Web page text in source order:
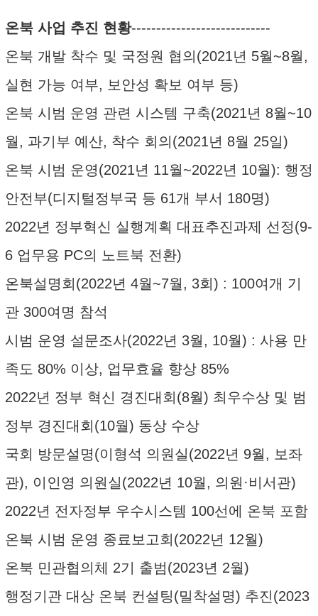
온북 사업 추진 현황----------------------------
온북 개발 착수 및 국정원 협의(2021년 5월~8월,
실현 가능 여부, 보안성 확보 여부 등)
온북 시범 운영 관련 시스템 구축(2021년 8월~10
월, 과기부 예산, 착수 회의(2021년 8월 25일)
온북 시범 운영(2021년 11월~2022년 10월): 행정
안전부(디지털정부국 등 61개 부서 180명)
2022년 정부혁신 실행계획 대표추진과제 선정(9-
6 업무용 PC의 노트북 전환)
온북설명회(2022년 4월~7월, 3회) : 100여개 기
관 300여명 참석
시범 운영 설문조사(2022년 3월, 10월) : 사용 만
족도 80% 이상, 업무효율 향상 85%
2022년 정부 혁신 경진대회(8월) 최우수상 및 범
정부 경진대회(10월) 동상 수상
국회 방문설명(이형석 의원실(2022년 9월, 보좌
관), 이인영 의원실(2022년 10월, 의원·비서관)
2022년 전자정부 우수시스템 100선에 온북 포함
온북 시범 운영 종료보고회(2022년 12월)
온북 민관협의체 2기 출범(2023년 2월)
행정기관 대상 온북 컨설팅(밀착설명) 추진(2023